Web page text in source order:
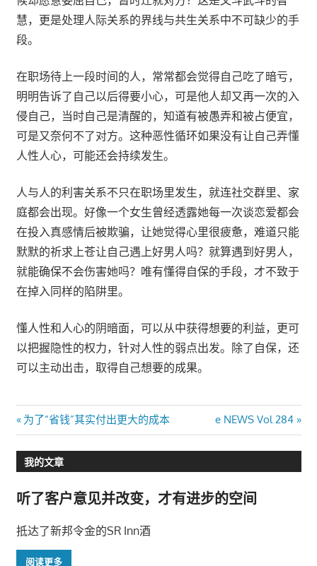
慧，更是处理人际关系的界线与共生关系中不可缺少的手
段。
在职场待上一段时间的人，常常都会觉得自己吃了暗亏，
明明告诉了自己以后得要小心，可是他人却又再一次的入
侵自己，当时自己是清醒的，知道有被愚弄和被占便宜，
可是又奈何不了对方。这种恶性循环如果没有让自己弄懂
人性人心，可能还会持续发生。
人与人的利害关系不只在职场里发生，就连社交群里、家
庭都会出现。好像一个女生曾经透露她每一次谈恋爱都会
在投入真感情后被欺骗，让她觉得心里很疲惫，难道只能
默默的祈求上苍让自己遇上好男人吗？就算遇到好男人，
就能确保不会伤害她吗？唯有懂得自保的手段，才不致于
在掉入同样的陷阱里。
懂人性和人心的阴暗面，可以从中获得想要的利益，更可
以把握隐性的权力，针对人性的弱点出发。除了自保，还
可以主动出击，取得自己想要的成果。
文
章
导
航
Previous
Post:
为了“省钱”其实付出更大的成本
Next
Post:
e NEWS Vol 284
我的文章
听了客户意见并改变，才有进步的空间
抵达了新邦令金的SR Inn酒
阅读更多